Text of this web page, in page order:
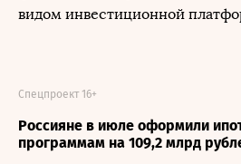
видом инвестиционной
Россияне в июле оформили
программам на 109,2 млрд
Спецпроект 16+